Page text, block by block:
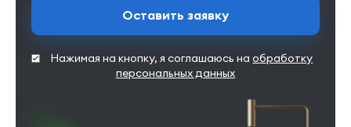
Оставить заявку
Нажимая на кнопку, я соглашаюсь наобработку
персональных данных